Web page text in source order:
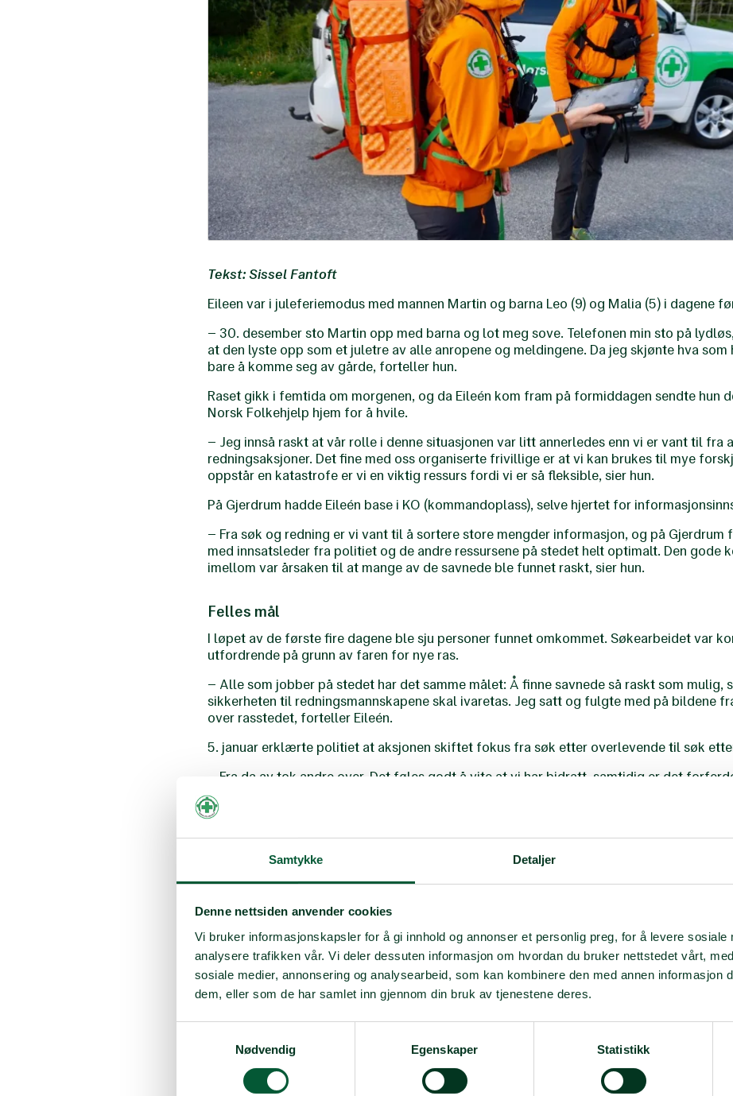
Samtykke Detaljer
Denne nettsiden anvender cookies
Vi bruker informasjonskapsler for å gi innhold og annonser et personlig preg, for å levere sosiale
analysere trafikken vår. Vi deler dessuten informasjon om hvordan du bruker nettstedet vårt,
sosiale medier, annonsering og analysearbeid, som kan kombinere den med annen informasjon
dem, eller som de har samlet inn gjennom din bruk av tjenestene deres.
Nødvendig
Egenskaper Statistikk
Tekst: Sissel Fantoft
Eileen var i juleferiemodus med mannen Martin og barna Leo (9) og Malia (5) i dagene
– 30. desember sto Martin opp med barna og lot meg sove. Telefonen min sto på
at den lyste opp som et juletre av alle anropene og meldingene. Da jeg skjønte hva
bare å komme seg av gårde, forteller hun.
Raset gikk i femtida om morgenen, og da Eileén kom fram på formiddagen sendte hun
Norsk Folkehjelp hjem for å hvile.
– Jeg innså raskt at vår rolle i denne situasjonen var litt annerledes enn vi er vant til fra
redningsaksjoner. Det fine med oss organiserte frivillige er at vi kan brukes til mye
oppstår en katastrofe er vi en viktig ressurs fordi vi er så fleksible, sier hun.
På Gjerdrum hadde Eileén base i KO (kommandoplass), selve hjertet for
– Fra søk og redning er vi vant til å sortere store mengder informasjon, og på Gjerdrum
med innsatsleder fra politiet og de andre ressursene på stedet helt optimalt. Den gode
imellom var årsaken til at mange av de savnede ble funnet raskt, sier hun.
Felles mål
I løpet av de første fire dagene ble sju personer funnet omkommet. Søkearbeidet var
utfordrende på grunn av faren for nye ras.
– Alle som jobber på stedet har det samme målet: Å finne savnede så raskt som mulig,
sikkerheten til redningsmannskapene skal ivaretas. Jeg satt og fulgte med på bildene
over rasstedet, forteller Eileén.
5. januar erklærte politiet at aksjonen skiftet fokus fra søk etter overlevende til søk
– Fra da av tok andre over. Det føles godt å vite at vi har bidratt, samtidig er det
mistet livet i raset. Dette går inn i historien som en av de verste katastrofene i nyere tid
ulykken og 22. juli, sier hun.
22. juli 2011 var Eileén frivillig i Røde Kors, og selv om hun var gravid med Leo, meldte
tjeneste på Sundvollen hotell.
– Jeg lovet Martin at jeg ikke skulle dra ut til Utøya, så jeg holdt meg på hotellet som
pårørende. Det handler om å sette seg selv til side og ta imot hele spekteret av følelser.
samtidig godt å kjenne på at jeg kunne bidra med noe, sier hun.
Hjerte for søk og redning
Eileén vokste opp i Måløy, og interessen for førstehjelp ble vekket da to gutter hun gikk
– Det gjorde et dypt inntrykk på hele lokalsamfunnet, og jeg begynte å tenke på hva
havnet i en slik situasjon. Jeg var en middels elev på skolen, men førstehjelp mestret
arrangere øvelser på skolen og merket at dette var noe jeg likte å holde på med, forteller